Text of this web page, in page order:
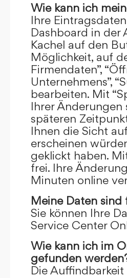
Wie kann ich
Ihre
Dashboard in der
Kachel auf den
Möglichkeit, auf
Firmendaten”,
Unternehmens”,
bearbeiten. Mit
Ihrer
späteren
Ihnen die Sicht
erscheinen
geklickt haben.
frei. Ihre
Minuten online
Meine Daten sind
Sie können Ihre
Service Center
Wie kann ich im
gefunden
Die